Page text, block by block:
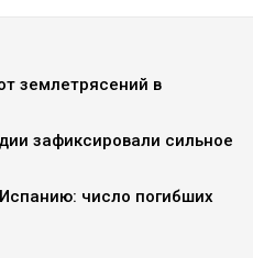
землетрясений в
зафиксировали сильное
число погибших